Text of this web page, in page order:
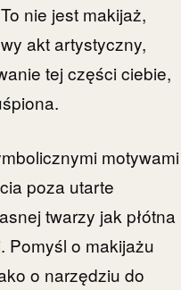
nie jest makijaż,
akt artystyczny,
tej części ciebie,
motywami
poza utarte
twarzy jak płótna
Pomyśl o makijażu
o narzędziu do